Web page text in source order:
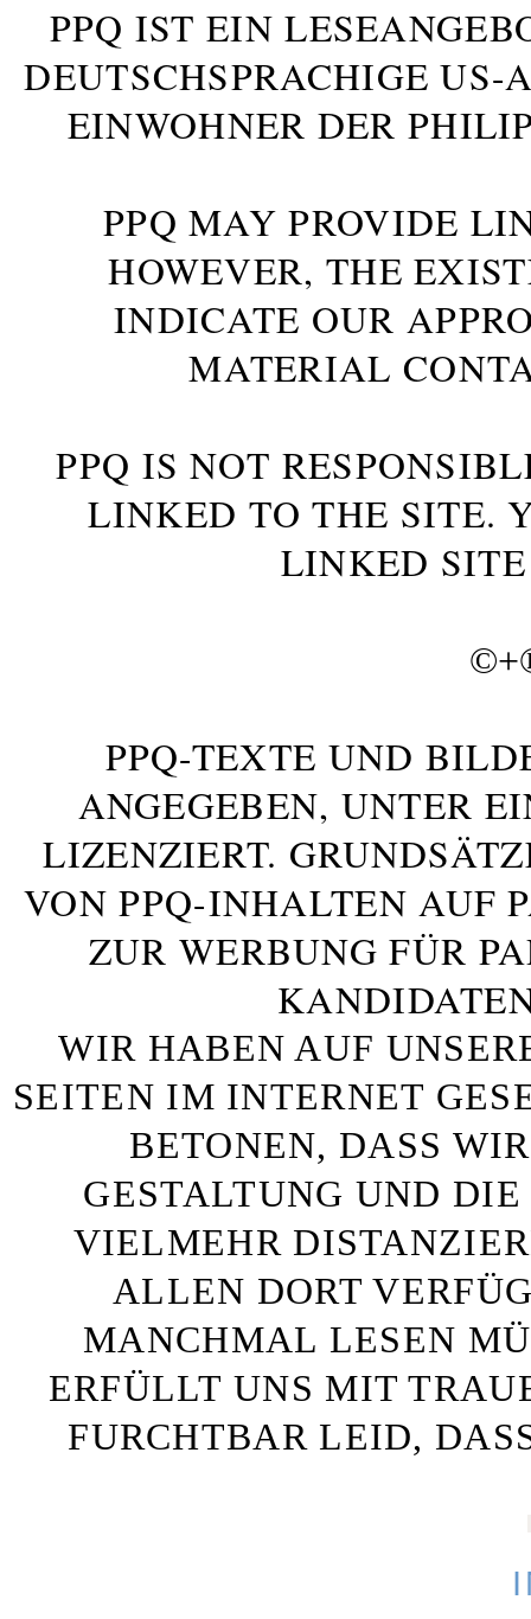
PPQ IST EIN
DEUTSCHSPRACHIGE US-
INWOHNER DER
PPQ MAY PROVIDE
HOWEVER, THE
INDICATE OUR
MATERIAL
PPQ IS NOT
LINKED TO THE SITE.
LINKED
©+
PPQ-TEXTE UND
ANGEGEBEN, UNTER
LIZENZIERT.
VON PPQ-INHALTEN AUF
ZUR WERBUNG FÜR
WIR HABEN AUF
SEITEN IM INTERNET
BETONEN, DASS
GESTALTUNG UND
VIELMEHR
ALLEN DORT
MANCHMAL LESEN
ERFÜLLT UNS MIT
FURCHTBAR LEID,